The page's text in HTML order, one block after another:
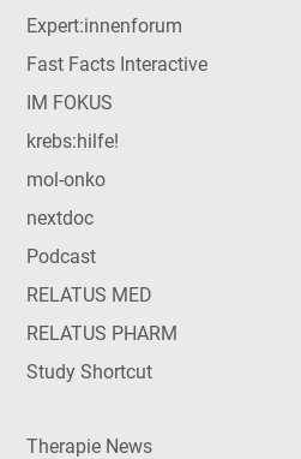
Expert:innenforum
Fast Facts Interactive
IM FOKUS
krebs:hilfe!
mol-onko
nextdoc
Podcast
RELATUS MED
RELATUS PHARM
Study Shortcut
Therapie News